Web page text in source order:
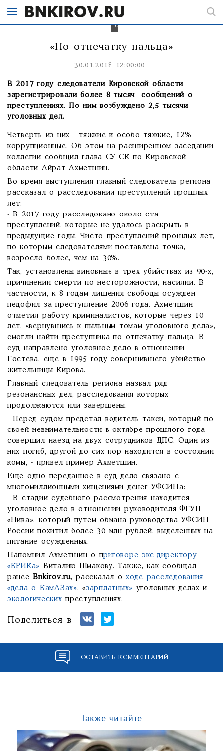
до
суда.
«По отпечатку пальца»
30.01.2018 12:00:00
В 2017 году следователи Кировской области
зарегистрировали более 8 тысяч сообщений о
преступлениях. По ним возбуждено 2,5 тысячи
уголовных дел.
Четверть из них - тяжкие и особо тяжкие, 12% -
коррупционные. Об этом на расширенном заседании
коллегии сообщил глава СУ СК по Кировской
области Айрат Ахметшин.
Во время выступления главный следователь региона
рассказал о расследовании преступлений прошлых
лет:
- В 2017 году расследовано около ста
преступлений, которые не удалось раскрыть в
предыдущие годы. Чисто преступлений прошлых лет,
по которым следователями поставлена точка,
возросло более, чем на 30%.
Так, установлены виновные в трех убийствах из 90-х,
причинении смерти по несторожности, насилии. В
частности, к 8 годам лишения свободы осужден
педофил за преступление 2006 года. Ахметшин
отметил работу криминалистов, которые через 10
лет, «вернувшись к пыльным томам уголовного дела»,
смогли найти преступника по отпечатку пальца. В
суд направлено уголовное дело в отношении
Гостева, еще в 1995 году совершившего убийство
жительницы Кирова.
Главный следователь региона назвал ряд
резонансных дел, расследования которых
продолжаются или завершены.
- Перед судом предстал водитель такси, который по
своей невнимательности в октябре прошлого года
совершил наезд на двух сотрудников ДПС. Один из
них погиб, другой до сих пор находится в состоянии
комы, - привел пример Ахметшин.
Еще одно переданное в суд дело связано с
многомиллионными хищениями денег УФСИНа:
- В стадии судебного рассмотрения находится
уголовное дело в отношении руководителя ФГУП
«Нива», который путем обмана руководства УФСИН
России похитил более 30 млн рублей, выделенных на
питание осужденных.
Напомнил Ахметшин о приговоре экс-директору
«КРИКа»
Виталию Шмакову. Также, как сообщал
ранееBnkirov.ru, рассказал оходе расследования
«дела о КамАЗах», «зарплатных»
уголовных делах и
экологическихпреступлениях.
Поделиться в
ОСТАВИТЬ КОММЕНТАРИЙ
Также читайте